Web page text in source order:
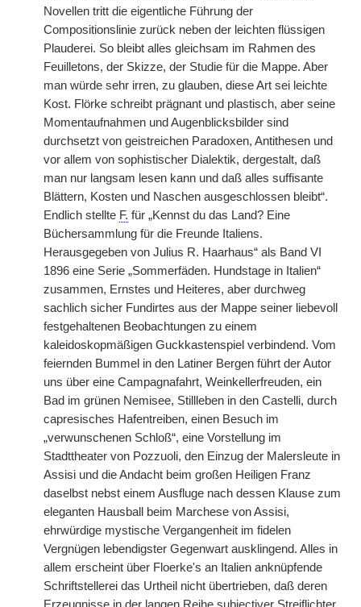
Novellen tritt die eigentliche Führung der
Compositionslinie zurück neben der leichten flüssigen
Plauderei. So bleibt alles gleichsam im Rahmen des
Feuilletons, der Skizze, der Studie für die Mappe. Aber
man würde sehr irren, zu glauben, diese Art sei leichte
Kost. Flörke schreibt prägnant und plastisch, aber seine
Momentaufnahmen und Augenblicksbilder sind
durchsetzt von geistreichen Paradoxen, Antithesen und
vor allem von sophistischer Dialektik, dergestalt, daß
man nur langsam lesen kann und daß alles suffisante
Blättern, Kosten und Naschen ausgeschlossen bleibt“.
Endlich stellte F. für „Kennst du das Land? Eine
Büchersammlung für die Freunde Italiens.
Herausgegeben von Julius R. Haarhaus“ als Band VI
1896 eine Serie „Sommerfäden. Hundstage in Italien“
zusammen, Ernstes und Heiteres, aber durchweg
sachlich sicher Fundirtes aus der Mappe seiner liebevoll
festgehaltenen Beobachtungen zu einem
kaleidoskopmäßigen Guckkastenspiel verbindend. Vom
feiernden Bummel in den Latiner Bergen führt der Autor
uns über eine Campagnafahrt, Weinkellerfreuden, ein
Bad im grünen Nemisee, Stillleben in den Castelli, durch
capresisches Hafentreiben, einen Besuch im
„verwunschenen Schloß“, eine Vorstellung im
Stadttheater von Pozzuoli, den Einzug der Malersleute in
Assisi und die Andacht beim großen Heiligen Franz
daselbst nebst einem Ausfluge nach dessen Klause zum
eleganten Hausball beim Marchese von Assisi,
ehrwürdige mystische Vergangenheit im fidelen
Vergnügen lebendigster Gegenwart ausklingend. Alles in
allem erscheint über Floerke's an Italien anknüpfende
Schriftstellerei das Urtheil nicht übertrieben, daß deren